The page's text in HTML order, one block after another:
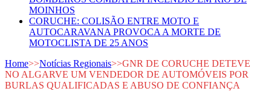
MOINHOS
CORUCHE: COLISÃO ENTRE MOTO E
AUTOCARAVANA PROVOCA A MORTE DE
MOTOCLISTA DE 25 ANOS
Home>>Notícias Regionais>>GNR DE CORUCHE DETEVE
NO ALGARVE UM VENDEDOR DE AUTOMÓVEIS POR
BURLAS QUALIFICADAS E ABUSO DE CONFIANÇA